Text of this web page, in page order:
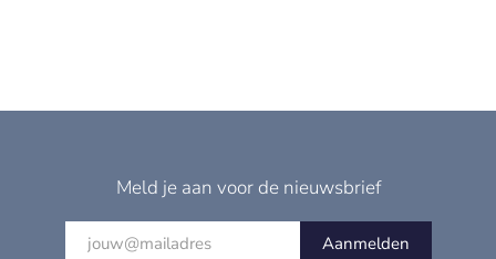
Meld je aan voor de nieuwsbrief
Aanmelden